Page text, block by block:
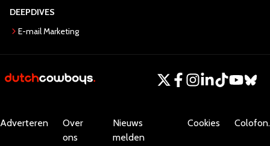
DEEPDIVES
E-mail Marketing
Adverteren
Over
ons
Nieuws
melden
Cookies Colofon.